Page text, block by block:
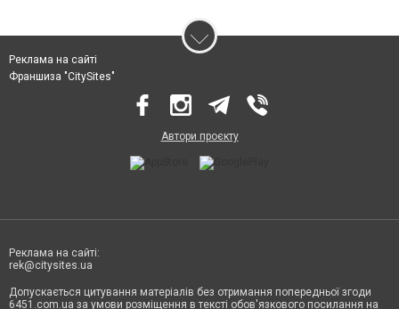
Реклама на сайті
Франшиза "CitySites"
Автори проєкту
Реклама на сайті:
rek@citysites.ua
Допускається цитування матеріалів без отримання попередньої згоди
6451.com.ua за умови розміщення в тексті обов'язкового посилання на